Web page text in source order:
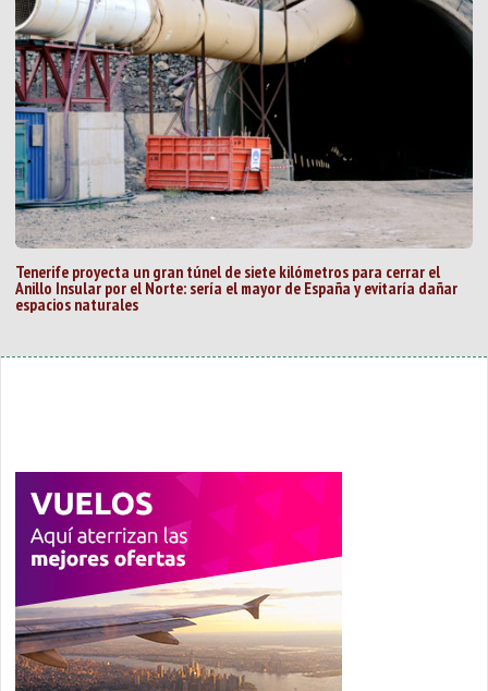
Tenerife proyecta un gran túnel de siete kilómetros para cerrar el
Anillo Insular por el Norte: sería el mayor de España y evitaría dañar
espacios naturales